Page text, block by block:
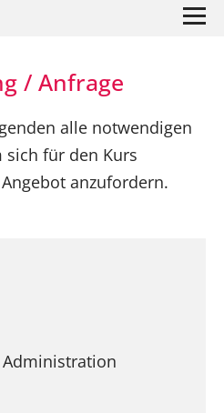
/ Anfrage
alle notwendigen
für den Kurs
anzufordern.
Administration